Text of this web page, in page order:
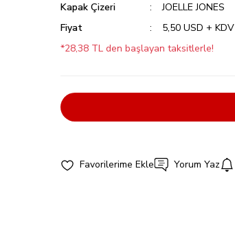
Kapak Çizeri
JOELLE JONES
Fiyat
5,50 USD + KDV
*28,38 TL den başlayan taksitlerle!
Yorum Yaz